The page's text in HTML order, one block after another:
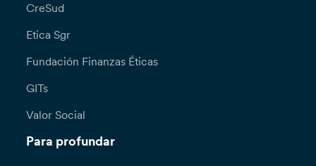
CreSud
Etica Sgr
Fundación Finanzas Éticas
GITs
Valor Social
Para profundar